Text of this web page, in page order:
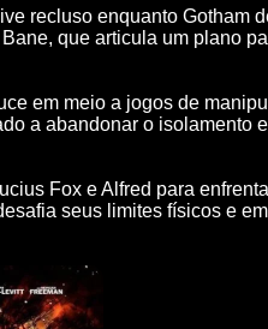
recluso enquanto Gotham
que articula um plano
em meio a jogos de
a abandonar o isolamento
Fox e Alfred para
seus limites físicos e